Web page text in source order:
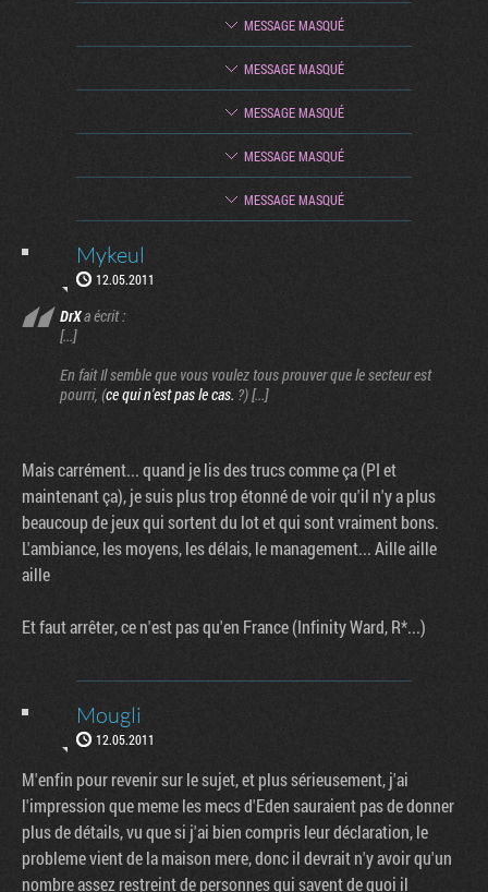
MESSAGE MASQUÉ
MESSAGE MASQUÉ
MESSAGE MASQUÉ
MESSAGE MASQUÉ
MESSAGE MASQUÉ
Mykeul
12.05.2011
DrXa écrit :
[...]
En fait Il semble que vous voulez tous prouver que le secteur est
pourri, (ce qui n'est pas le cas. ?) [...]
Mais carrément... quand je lis des trucs comme ça (PI et
maintenant ça), je suis plus trop étonné de voir qu'il n'y a plus
beaucoup de jeux qui sortent du lot et qui sont vraiment bons.
L'ambiance, les moyens, les délais, le management... Aille aille
aille
Et faut arrêter, ce n'est pas qu'en France (Infinity Ward, R*...)
Mougli
12.05.2011
M'enfin pour revenir sur le sujet, et plus sérieusement, j'ai
l'impression que meme les mecs d'Eden sauraient pas de donner
plus de détails, vu que si j'ai bien compris leur déclaration, le
probleme vient de la maison mere, donc il devrait n'y avoir qu'un
nombre assez restreint de personnes qui savent de quoi il